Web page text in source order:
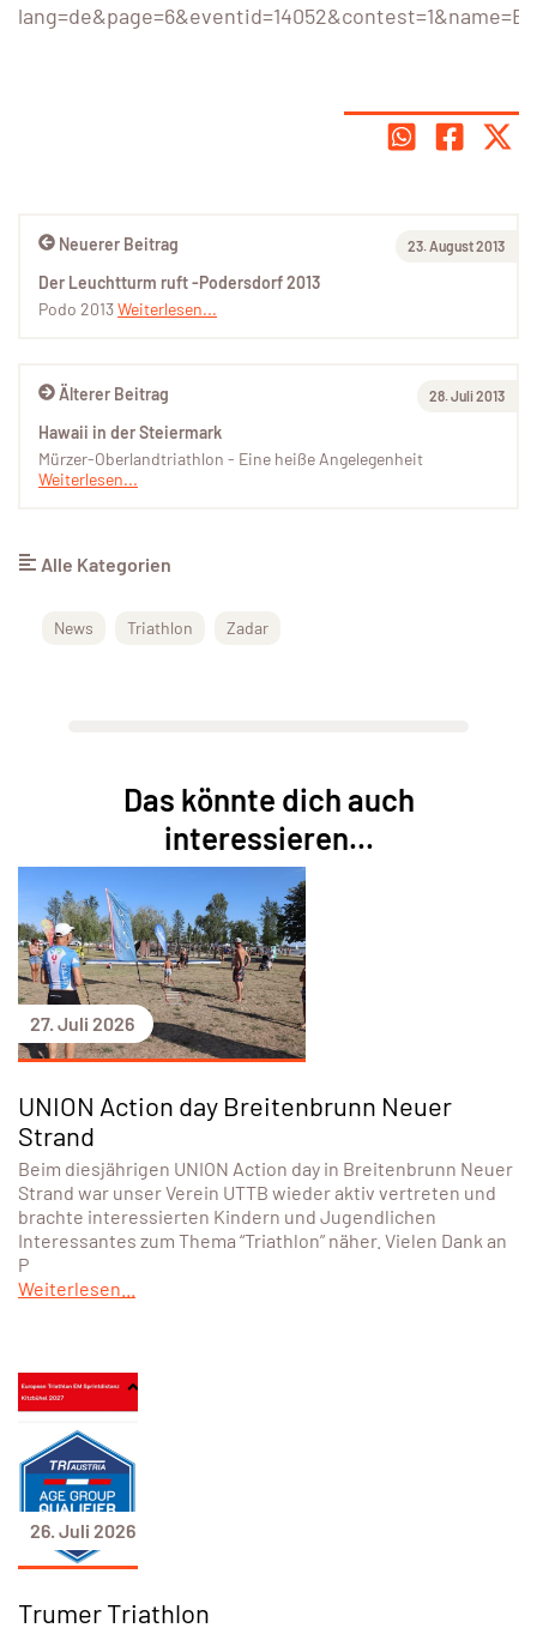
Älterer Beitrag 28. Juli 2013
Hawaii in der Steiermark
Mürzer-Oberlandtriathlon - Eine heiße Angelegenheit
Weiterlesen...
Neuerer Beitrag 23. August 2013
Der Leuchtturm ruft -Podersdorf 2013
Podo 2013Weiterlesen...
Alle Kategorien
News Triathlon Zadar
Das könnte dich auch
interessieren...
27. Juli 2026
UNION Action day Breitenbrunn Neuer
Strand
Beim diesjährigen UNION Action day in Breitenbrunn Neuer
Strand war unser Verein UTTB wieder aktiv vertreten und
brachte interessierten Kindern und Jugendlichen
Interessantes zum Thema “Triathlon” näher. Vielen Dank an
P
Weiterlesen...
26. Juli 2026
Trumer Triathlon